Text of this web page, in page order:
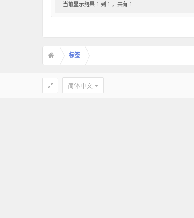
当前显示结果 1 到 1 ，共有 1
标签
简体中文